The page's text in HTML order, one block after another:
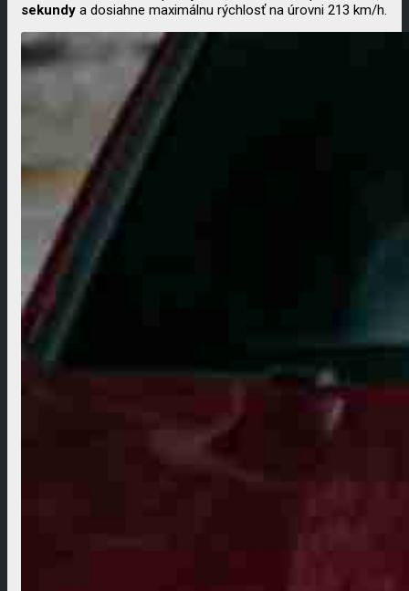
sekundy a dosiahne maximálnu rýchlosť na úrovni 213 km/h.